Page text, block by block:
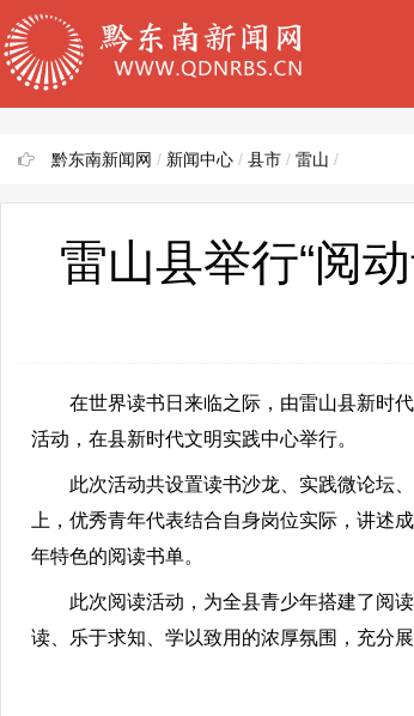
黔东南新闻网 / 新闻中心 / 县市 / 雷山 /
雷山县举行“阅
在世界读书日来临之际，由雷山县新时代
活动，在县新时代文明实践中心举行。
此次活动共设置读书沙龙、实践微论坛、
上，优秀青年代表结合自身岗位实际，讲述
年特色的阅读书单。
此次阅读活动，为全县青少年搭建了阅读
读、乐于求知、学以致用的浓厚氛围，充分